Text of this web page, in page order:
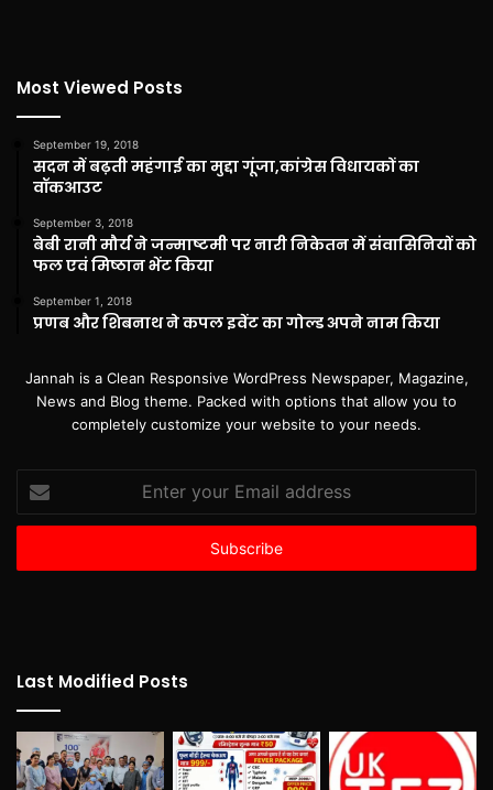
Most Viewed Posts
September 19, 2018
सदन में बढ़ती महंगाई का मुद्दा गूंजा,कांग्रेस विधायकों का
वॉकआउट
September 3, 2018
बेबी रानी मौर्य ने जन्माष्टमी पर नारी निकेतन में संवासिनियों को
फल एवं मिष्ठान भेंट किया
September 1, 2018
प्रणब और शिबनाथ ने कपल इवेंट का गोल्ड अपने नाम किया
Jannah is a Clean Responsive WordPress Newspaper, Magazine,
News and Blog theme. Packed with options that allow you to
completely customize your website to your needs.
Enter
your
Email
Last Modified Posts